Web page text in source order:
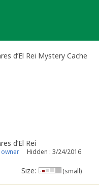
d’El Rei Mystery Cache
d’El Rei
Hidden : 3/24/2016
Size: (small)